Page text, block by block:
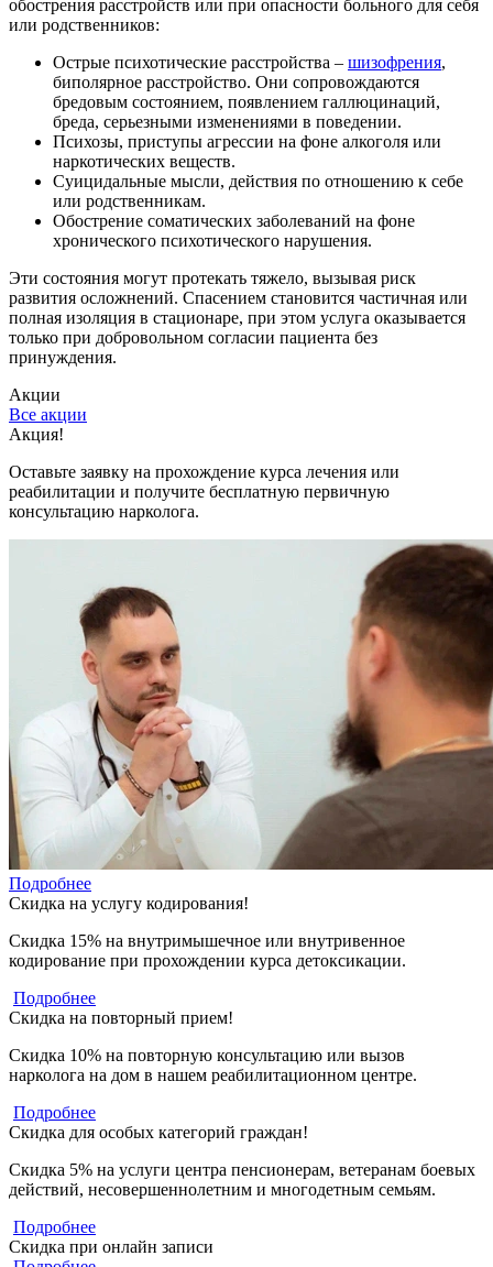
обострения расстройств или при опасности больного для себя
или родственников:
Острые психотические расстройства – шизофрения,
биполярное расстройство. Они сопровождаются
бредовым состоянием, появлением галлюцинаций,
бреда, серьезными изменениями в поведении.
Психозы, приступы агрессии на фоне алкоголя или
наркотических веществ.
Суицидальные мысли, действия по отношению к себе
или родственникам.
Обострение соматических заболеваний на фоне
хронического психотического нарушения.
Эти состояния могут протекать тяжело, вызывая риск
развития осложнений. Спасением становится частичная или
полная изоляция в стационаре, при этом услуга оказывается
только при добровольном согласии пациента без
принуждения.
Акции
Все акции
Акция!
Оставьте заявку на прохождение курса лечения или
реабилитации и получите бесплатную первичную
консультацию нарколога.
Подробнее
Скидка на услугу кодирования!
Скидка 15% на внутримышечное или внутривенное
кодирование при прохождении курса детоксикации.
Подробнее
Скидка на повторный прием!
Скидка 10% на повторную консультацию или вызов
нарколога на дом в нашем реабилитационном центре.
Подробнее
Скидка для особых категорий граждан!
Скидка 5% на услуги центра пенсионерам, ветеранам боевых
действий, несовершеннолетним и многодетным семьям.
Подробнее
Скидка при онлайн записи